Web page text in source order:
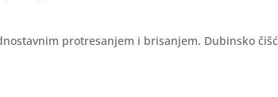
protresanjem i brisanjem. Dubinsko